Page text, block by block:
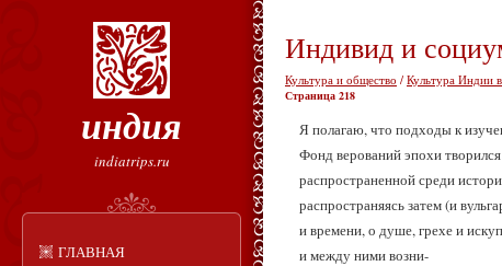
индия
indiatrips.ru
ГЛАВНАЯ
Индивид и
Культура и общество / Культура Индии в
Страница 218
Я полагаю, что подходы к
Фонд верований эпохи
распространенной среди
распространяясь затем (и
и времени, о душе, грехе и
и между ними возни-